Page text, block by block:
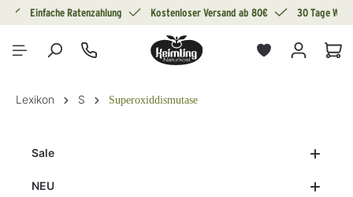
springen
Einfache Ratenzahlung Kostenloser Versand ab 80€ 30 Tage
Lexikon S Superoxiddismutase
Sale
NEU